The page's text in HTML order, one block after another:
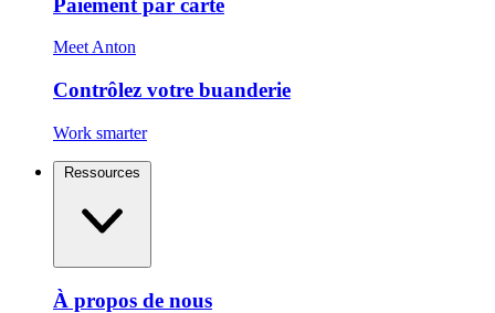
Meet Anton
Contrôlez votre buanderie
Work smarter
À propos de nous